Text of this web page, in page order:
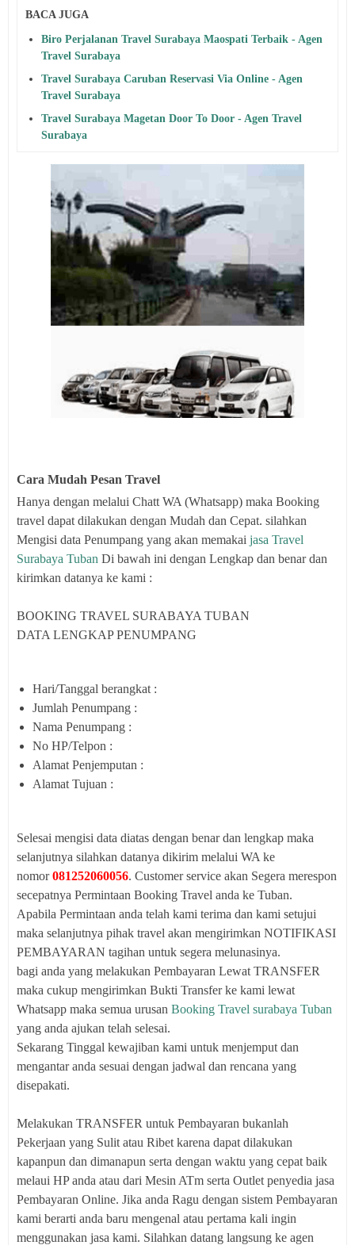
BACA JUGA
Biro Perjalanan Travel Surabaya Maospati Terbaik - Agen
Travel Surabaya
Travel Surabaya Caruban Reservasi Via Online - Agen
Travel Surabaya
Travel Surabaya Magetan Door To Door - Agen Travel
Surabaya
Cara Mudah Pesan Travel
Hanya dengan melalui Chatt WA (Whatsapp) maka Booking
travel dapat dilakukan dengan Mudah dan Cepat. silahkan
Mengisi data Penumpang yang akan memakai jasa Travel
Surabaya Tuban Di bawah ini dengan Lengkap dan benar dan
kirimkan datanya ke kami :
BOOKING TRAVEL SURABAYA TUBAN
DATA LENGKAP PENUMPANG
Hari/Tanggal berangkat :
Jumlah Penumpang :
Nama Penumpang :
No HP/Telpon :
Alamat Penjemputan :
Alamat Tujuan :
Selesai mengisi data diatas dengan benar dan lengkap maka
selanjutnya silahkan datanya dikirim melalui WA ke
nomor081252060056. Customer service akan Segera merespon
secepatnya Permintaan Booking Travel anda ke Tuban.
Apabila Permintaan anda telah kami terima dan kami setujui
maka selanjutnya pihak travel akan mengirimkan NOTIFIKASI
PEMBAYARAN tagihan untuk segera melunasinya.
bagi anda yang melakukan Pembayaran Lewat TRANSFER
maka cukup mengirimkan Bukti Transfer ke kami lewat
Whatsapp maka semua urusan Booking Travel surabaya Tuban
yang anda ajukan telah selesai.
Sekarang Tinggal kewajiban kami untuk menjemput dan
mengantar anda sesuai dengan jadwal dan rencana yang
disepakati.
Melakukan TRANSFER untuk Pembayaran bukanlah
Pekerjaan yang Sulit atau Ribet karena dapat dilakukan
kapanpun dan dimanapun serta dengan waktu yang cepat baik
melaui HP anda atau dari Mesin ATm serta Outlet penyedia jasa
Pembayaran Online. Jika anda Ragu dengan sistem Pembayaran
kami berarti anda baru mengenal atau pertama kali ingin
menggunakan jasa kami. Silahkan datang langsung ke agen